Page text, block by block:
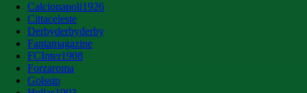
Calcionapoli1926
Cittaceleste
Derbyderbyderby
Fantamagazine
FCInter1908
Forzaroma
Golssip